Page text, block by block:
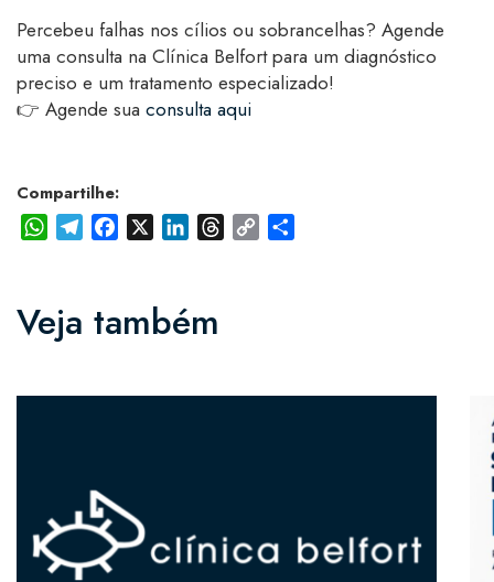
Percebeu falhas nos cílios ou sobrancelhas? Agende
uma consulta na Clínica Belfort para um diagnóstico
preciso e um tratamento especializado!
👉 Agende sua consulta aqui
Compartilhe:
WhatsAppTelegramFacebook LinkedInThreadsCopy
Veja também